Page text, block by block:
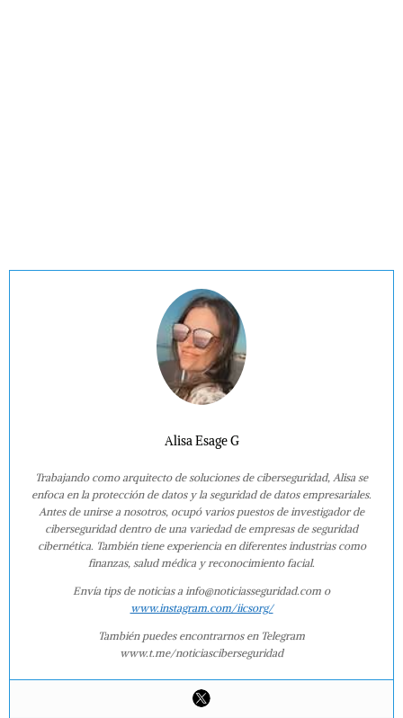
Alisa Esage G
Trabajando como arquitecto de soluciones de ciberseguridad, Alisa se
enfoca en la protección de datos y la seguridad de datos empresariales.
Antes de unirse a nosotros, ocupó varios puestos de investigador de
ciberseguridad dentro de una variedad de empresas de seguridad
cibernética. También tiene experiencia en diferentes industrias como
finanzas, salud médica y reconocimiento facial.
Envía tips de noticias a info@noticiasseguridad.com o
www.instagram.com/iicsorg/
También puedes encontrarnos en Telegram
www.t.me/noticiasciberseguridad